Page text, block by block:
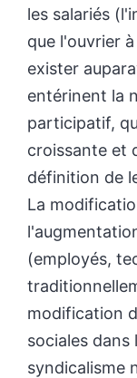
les salariés
que l'ouvrier
exister
entérinent la
participatif,
croissante et
définition de
La
(employés,
modification
sociales dans
syndicalisme